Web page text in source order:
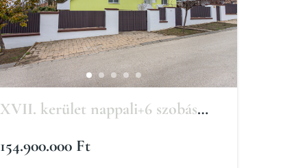
XVII. kerület nappali+6 szobás
154.900.000 Ft